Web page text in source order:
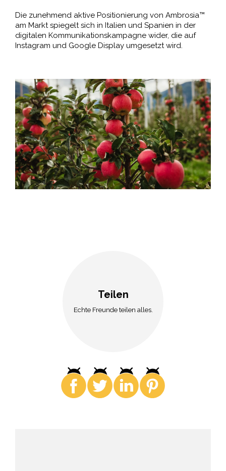
Die zunehmend aktive Positionierung von Ambrosia™
am Markt spiegelt sich in Italien und Spanien in der
digitalen Kommunikationskampagne wider, die auf
Instagram und Google Display umgesetzt wird.
Teilen
Echte Freunde teilen alles.